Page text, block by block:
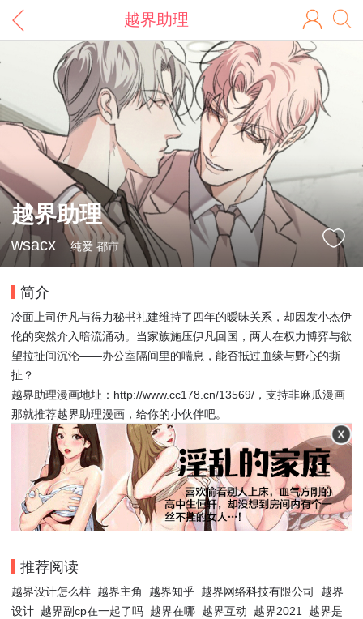
越界助理
越界助理
wsacx 纯爱 都市
简介
冷面上司伊凡与得力秘书礼建维持了四年的暧昧关系，却因发小杰伊
伦的突然介入暗流涌动。当家族施压伊凡回国，两人在权力博弈与欲
望拉扯间沉沦——办公室隔间里的喘息，能否抵过血缘与野心的撕
扯？
越界助理漫画地址：http://www.cc178.cn/13569/，支持非麻瓜漫画
那就推荐越界助理漫画，给你的小伙伴吧。
推荐阅读
越界设计怎么样 越界主角 越界知乎 越界网络科技有限公司
越界
设计 越界副cp在一起了吗 越界在哪 越界互动 越界2021
越界是